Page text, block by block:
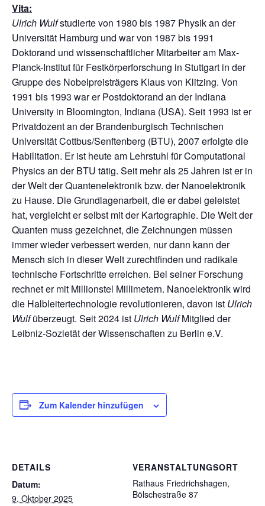
Vita:
Ulrich Wulfstudierte von 1980 bis 1987 Physik an der
Universität Hamburg und war von 1987 bis 1991
Doktorand und wissenschaftlicher Mitarbeiter am Max-
Planck-Institut für Festkörperforschung in Stuttgart in der
Gruppe des Nobelpreisträgers Klaus von Klitzing. Von
1991 bis 1993 war er Postdoktorand an der Indiana
University in Bloomington, Indiana (USA). Seit 1993 ist er
Privatdozent an der Brandenburgisch Technischen
Universität Cottbus/Senftenberg (BTU), 2007 erfolgte die
Habilitation. Er ist heute am Lehrstuhl für Computational
Physics an der BTU tätig. Seit mehr als 25 Jahren ist er in
der Welt der Quantenelektronik bzw. der Nanoelektronik
zu Hause. Die Grundlagenarbeit, die er dabei geleistet
hat, vergleicht er selbst mit der Kartographie. Die Welt der
Quanten muss gezeichnet, die Zeichnungen müssen
immer wieder verbessert werden, nur dann kann der
Mensch sich in dieser Welt zurechtfinden und radikale
technische Fortschritte erreichen. Bei seiner Forschung
rechnet er mit Millionstel Millimetern. Nanoelektronik wird
die Halbleitertechnologie revolutionieren, davon ist Ulrich
Wulfüberzeugt. Seit 2024 ist Ulrich WulfMitglied der
Leibniz-Sozietät der Wissenschaften zu Berlin e.V.
Zum Kalender hinzufügen
DETAILS
Datum:
9. Oktober 2025
VERANSTALTUNGSORT
Rathaus Friedrichshagen,
Bölschestraße 87